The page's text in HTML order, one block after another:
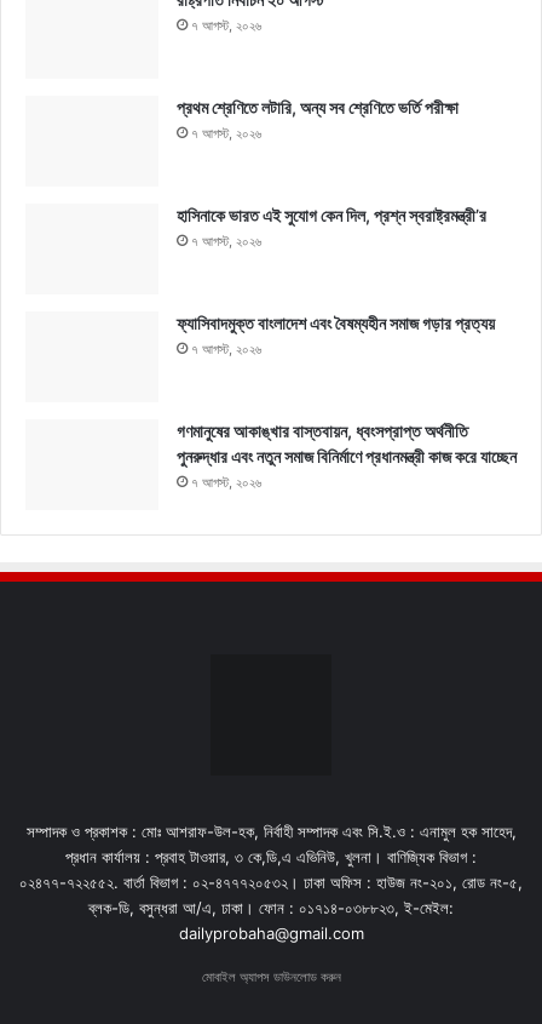
৭ আগস্ট, ২০২৬
প্রথম শ্রেণিতে লটারি, অন্য সব শ্রেণিতে ভর্তি পরীক্ষা
৭ আগস্ট, ২০২৬
হাসিনাকে ভারত এই সুযোগ কেন দিল, প্রশ্ন স্বরাষ্ট্রমন্ত্রী’র
৭ আগস্ট, ২০২৬
ফ্যাসিবাদমুক্ত বাংলাদেশ এবং বৈষম্যহীন সমাজ গড়ার প্রত্যয়
৭ আগস্ট, ২০২৬
গণমানুষের আকাঙ্খার বাস্তবায়ন, ধ্বংসপ্রাপ্ত অর্থনীতি
পুনরুদ্ধার এবং নতুন সমাজ বিনির্মাণে প্রধানমন্ত্রী কাজ করে যাচ্ছেন
৭ আগস্ট, ২০২৬
সম্পাদক ও প্রকাশক : মোঃ আশরাফ-উল-হক, নির্বাহী সম্পাদক এবং সি.ই.ও : এনামুল হক সাহেদ,
প্রধান কার্যালয় : প্রবাহ টাওয়ার, ৩ কে,ডি,এ এভিনিউ, খুলনা। বাণিজ্যিক বিভাগ :
০২৪৭৭-৭২২৫৫২. বার্তা বিভাগ : ০২-৪৭৭৭২০৫৩২। ঢাকা অফিস : হাউজ নং-২০১, রোড নং-৫,
ব্লক-ডি, বসুন্ধরা আ/এ, ঢাকা। ফোন : ০১৭১৪-০৩৮৮২৩, ই-মেইল:
dailyprobaha@gmail.com
মোবাইল অ্যাপস ডাউনলোড করুন